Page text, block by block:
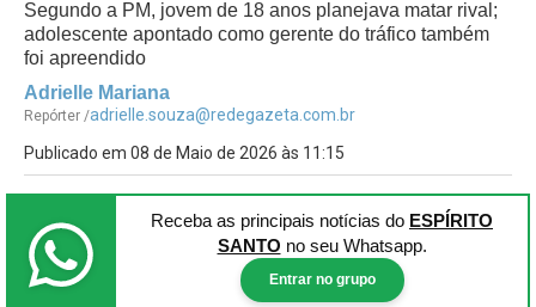
Segundo a PM, jovem de 18 anos planejava matar rival;
adolescente apontado como gerente do tráfico também
foi apreendido
Adrielle Mariana
Repórter /adrielle.souza@redegazeta.com.br
Publicado em 08 de Maio de 2026 às 11:15
Receba as principais notícias do ESPÍRITO
SANTO no seu Whatsapp.
Entrar no grupo